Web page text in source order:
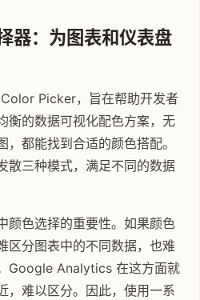
器：为图表和仪表盘
Picker，旨在帮助开发者
衡的数据可视化配色方案，无
都能找到合适的颜色搭配。
散三种模式，满足不同的数据
颜色选择的重要性。如果颜色
区分图表中的不同数据，也难
Google Analytics 在这方面就
，难以区分。因此，使用一系